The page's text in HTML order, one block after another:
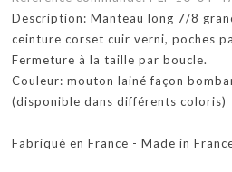
Description: Manteau long 7/8
ceinture corset cuir verni, poches
Fermeture à la taille par boucle.
Couleur: mouton lainé façon
(disponible dans différents coloris)
Fabriqué en France - Made in